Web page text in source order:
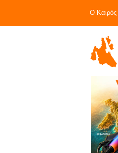
Ο Καιρός